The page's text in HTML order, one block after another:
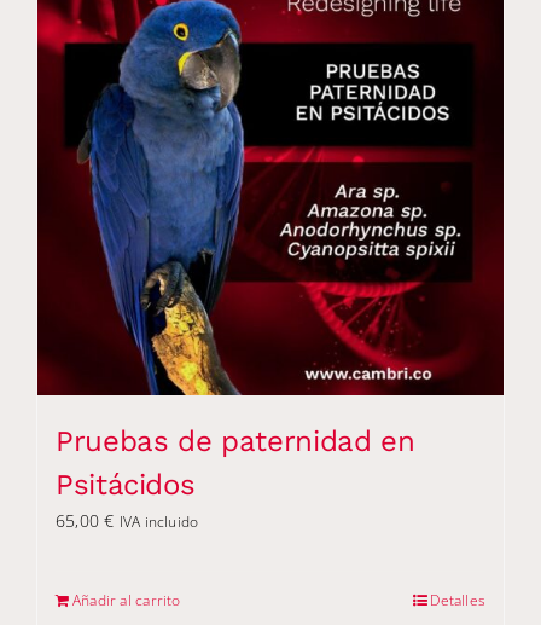
Pruebas de paternidad en
Psitácidos
65,00€ IVA incluido
Añadir al carrito Detalles